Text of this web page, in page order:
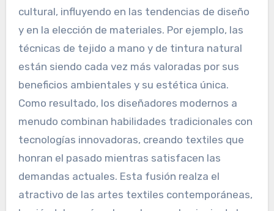
cultural, influyendo en las tendencias de diseño
y en la elección de materiales. Por ejemplo, las
técnicas de tejido a mano y de tintura natural
están siendo cada vez más valoradas por sus
beneficios ambientales y su estética única.
Como resultado, los diseñadores modernos a
menudo combinan habilidades tradicionales con
tecnologías innovadoras, creando textiles que
honran el pasado mientras satisfacen las
demandas actuales. Esta fusión realza el
atractivo de las artes textiles contemporáneas,